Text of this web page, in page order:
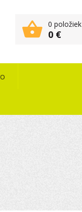
0 položiek
0 €